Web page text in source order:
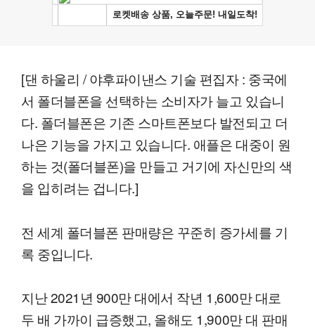
[댄 하울리 / 야후파이낸스 기술 편집자 : 중국에
서 폴더블폰을 선택하는 소비자가 늘고 있습니
다. 폴더블폰은 기존 스마트폰보다 발전되고 더
나은 기능을 가지고 있습니다. 애플은 대중이 원
하는 것(폴더블폰)을 만들고 거기에 자신만의 색
을 입히려는 겁니다.]
전 세계 폴더블폰 판매량은 꾸준히 증가세를 기
록 중입니다.
지난 2021년 900만 대에서 작년 1,600만 대로
두 배 가까이 급증했고, 올해도 1,900만 대 판매